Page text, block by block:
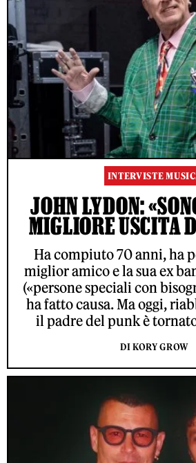
INTERVISTE
JOHN LYDON:
MIGLIORE USCITA
Ha compiuto 70 anni, ha
miglior amico e la sua ex
(«persone speciali con
ha fatto causa. Ma oggi,
il padre del punk è
DI KORY GROW